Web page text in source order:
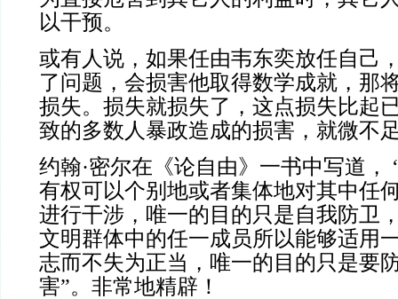
以干预。
或有人说，如果任由韦东奕放任自己
了问题，会损害他取得数学成就，那
损失。损失就损失了，这点损失比起
致的多数人暴政造成的损害，就微不
约翰·密尔在《论自由》一书中写道，
有权可以个别地或者集体地对其中任
进行干涉，唯一的目的只是自我防卫
文明群体中的任一成员所以能够适用
志而不失为正当，唯一的目的只是要
害”。非常地精辟！